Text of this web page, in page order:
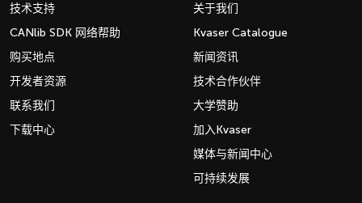
技术支持
CANlib SDK 网络帮助
购买地点
开发者资源
联系我们
下载中心
关于我们
Kvaser Catalogue
新闻资讯
技术合作伙伴
大学赞助
加入Kvaser
媒体与新闻中心
可持续发展